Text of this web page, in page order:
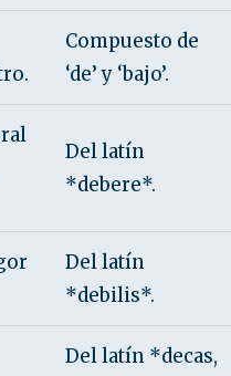
Compuesto de
‘de’ y ‘bajo’.
Del latín
*debere*.
Del latín
*debilis*.
Del latín *decas,